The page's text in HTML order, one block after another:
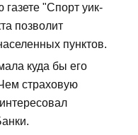
"Спорт уик-
позволит
пунктов.
куда бы его
страховую